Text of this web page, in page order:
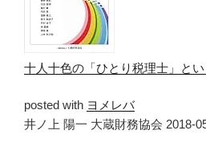
十人十色の「ひとり税理士」と
posted with ヨメレバ
井ノ上 陽一 大蔵財務協会 2018-